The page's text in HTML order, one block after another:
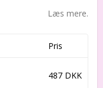
Læs mere.
Pris
487 DKK